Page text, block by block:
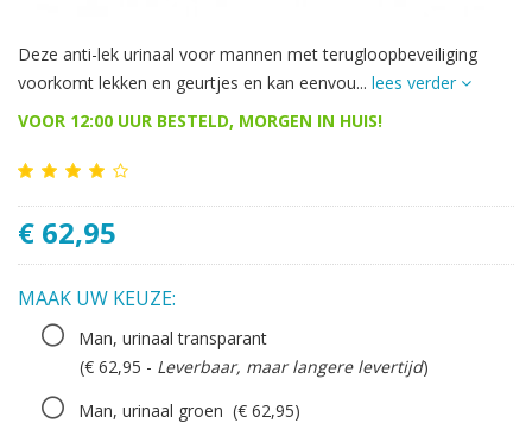
Deze anti-lek urinaal voor mannen met terugloopbeveiliging
voorkomt lekken en geurtjes en kan eenvou... lees verder
VOOR 12:00 UUR BESTELD, MORGEN IN HUIS!
€ 62,95
MAAK UW KEUZE:
Man, urinaal transparant
(€ 62,95 - Leverbaar, maar langere levertijd)
Man, urinaal groen (€ 62,95)